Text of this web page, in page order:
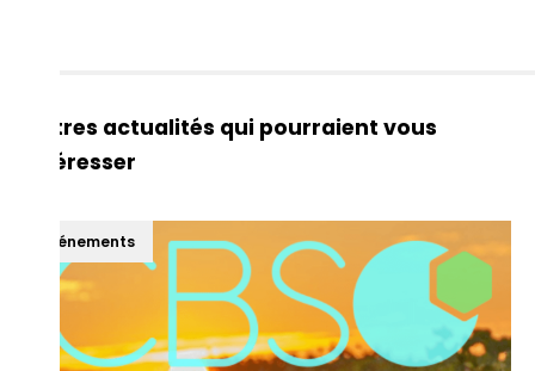
Autres actualités qui pourraient vous
intéresser
Événements